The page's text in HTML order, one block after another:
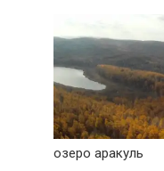
озеро аракуль